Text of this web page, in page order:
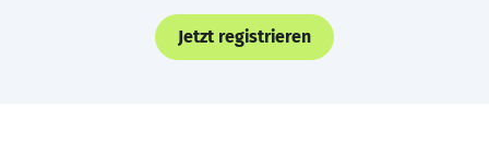
Jetzt registrieren